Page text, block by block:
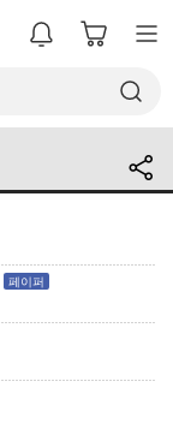
페이퍼